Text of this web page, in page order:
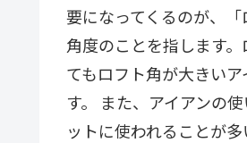
要になってくるのが、
角度のことを指します
てもロフト角が大きい
す。 また、アイアンの
ットに使われることが